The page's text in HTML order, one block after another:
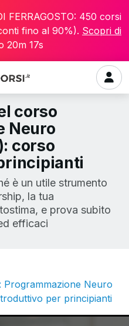
FERRAGOSTO: 450 corsi
fino al 90%). Scopri di
20m 16s
corso
Neuro
corso
è un utile strumento
la tua
e prova subito
efficaci
Programmazione Neuro
per principianti